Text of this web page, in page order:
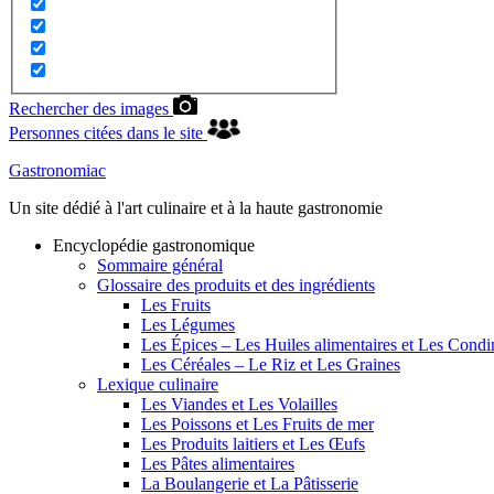
Rechercher des images
Personnes citées dans le site
Gastronomiac
Un site dédié à l'art culinaire et à la haute gastronomie
Encyclopédie gastronomique
Sommaire général
Glossaire des produits et des ingrédients
Les Fruits
Les Légumes
Les Épices – Les Huiles alimentaires et Les
Les Céréales – Le Riz et Les Graines
Lexique culinaire
Les Viandes et Les Volailles
Les Poissons et Les Fruits de mer
Les Produits laitiers et Les Œufs
Les Pâtes alimentaires
La Boulangerie et La Pâtisserie